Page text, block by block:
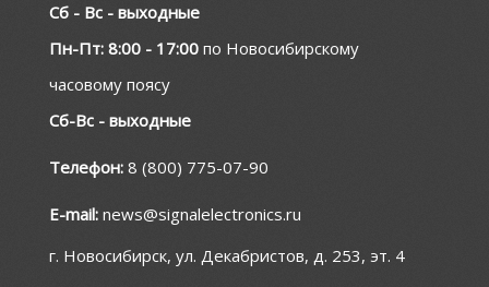
Сб - Вс - выходные
Пн-Пт: 8:00 - 17:00 по Новосибирскому
часовому поясу
Сб-Вс - выходные
Телефон: 8 (800) 775-07-90
E-mail: news@signalelectronics.ru
г. Новосибирск, ул. Декабристов, д. 253, эт. 4